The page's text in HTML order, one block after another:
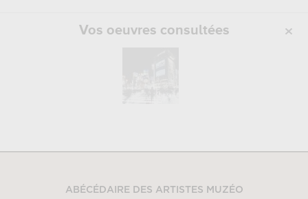
Vos oeuvres consultées
ABÉCÉDAIRE DES ARTISTES MUZÉO